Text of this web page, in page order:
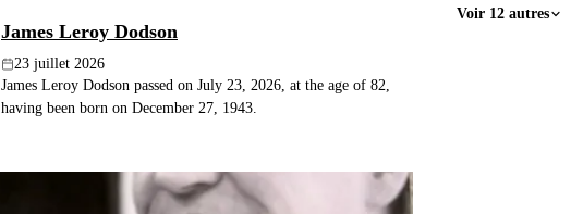
James Leroy Dodson
23 juillet 2026
James Leroy Dodson passed on July 23, 2026, at the age of 82,
having been born on December 27, 1943.
Voir 12 autres